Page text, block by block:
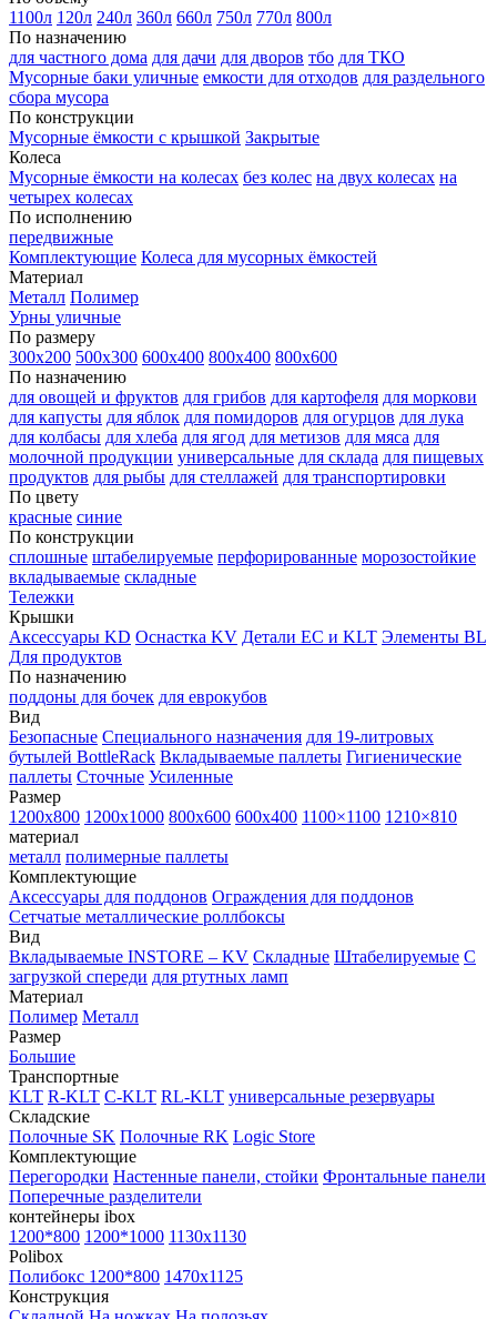
1100л 120л 240л 360л 660л 750л 770л 800л
По назначению
для частного дома для дачи для дворов тбо для ТКО
Мусорные баки уличные емкости для отходов для раздельного
сбора мусора
По конструкции
Мусорные ёмкости с крышкой Закрытые
Колеса
Мусорные ёмкости на колесах без колес на двух колесах на
четырех колесах
По исполнению
передвижные
Комплектующие Колеса для мусорных ёмкостей
Материал
Металл Полимер
Урны уличные
По размеру
300х200 500х300 600х400 800х400 800х600
По назначению
для овощей и фруктов для грибов для картофеля для моркови
для капусты для яблок для помидоров для огурцов для лука
для колбасы для хлеба для ягод для метизов для мяса для
молочной продукции универсальные для склада для пищевых
продуктов для рыбы для стеллажей для транспортировки
По цвету
красные синие
По конструкции
сплошные штабелируемые перфорированные морозостойкие
вкладываемые складные
Тележки
Крышки
Аксессуары KD Оснастка KV Детали EC и KLT Элементы BL
Для продуктов
По назначению
поддоны для бочек для еврокубов
Вид
Безопасные Специального назначения для 19-литровых
бутылей BottleRack Вкладываемые паллеты Гигиенические
паллеты Сточные Усиленные
Размер
1200х800 1200х1000 800х600 600х400 1100×1100 1210×810
материал
металл полимерные паллеты
Комплектующие
Аксессуары для поддонов Ограждения для поддонов
Сетчатые металлические роллбоксы
Вид
Вкладываемые INSTORE – KV Складные Штабелируемые С
загрузкой спереди для ртутных ламп
Материал
Полимер Металл
Размер
Большие
Транспортные
KLT R-KLT C-KLT RL-KLT универсальные резервуары
Складские
Полочные SK Полочные RK Logic Store
Комплектующие
Перегородки Настенные панели, стойки Фронтальные панели
Поперечные разделители
контейнеры ibox
1200*800 1200*1000 1130x1130
Polibox
Полибокс 1200*800 1470х1125
Конструкция